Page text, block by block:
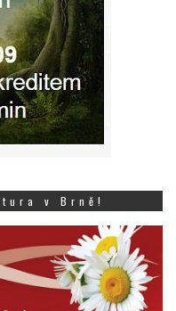
v Brně!